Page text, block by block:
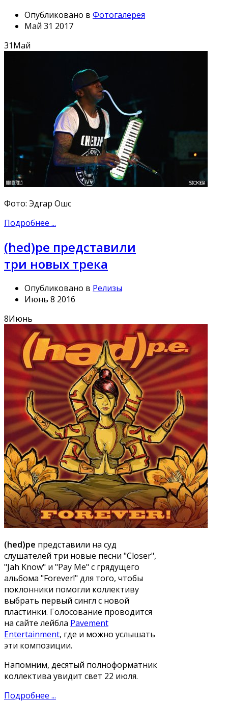
Опубликовано в Фотогалерея
Май 31 2017
31Май
Фото: Эдгар Ошс
Подробнее ...
(hed)pe представили
три новых трека
Опубликовано в Релизы
Июнь 8 2016
8Июнь
(hed)pe представили на суд
слушателей три новые песни "Closer",
"Jah Know" и "Pay Me" с грядущего
альбома "Forever!" для того, чтобы
поклонники помогли коллективу
выбрать первый сингл с новой
пластинки. Голосование проводится
на сайте лейбла Pavement
Entertainment, где и можно услышать
эти композиции.
Напомним, десятый полноформатник
коллектива увидит свет 22 июля.
Подробнее ...